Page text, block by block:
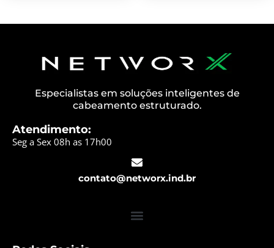
Especialistas em soluções inteligentes de
cabeamento estruturado.
Atendimento:
Seg a Sex 08h as 17h00
contato@networx.ind.br